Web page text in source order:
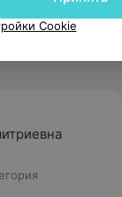
Cookie